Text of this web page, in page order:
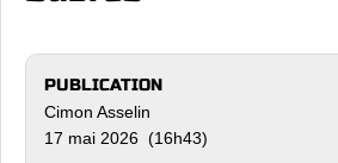
PUBLICATION
Cimon Asselin
17 mai 2026 (16h43)